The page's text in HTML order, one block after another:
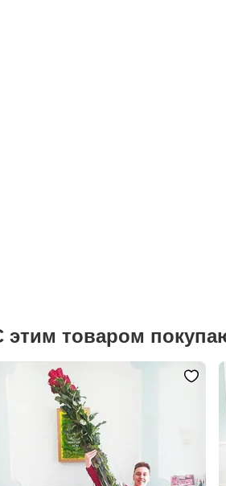
этим товаром